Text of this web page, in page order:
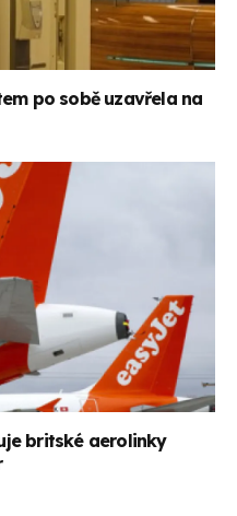
po sobě uzavřela na
britské aerolinky